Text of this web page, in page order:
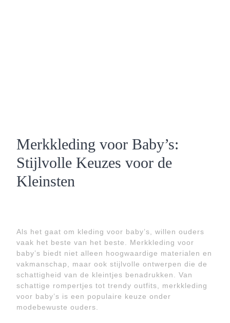
Merkkleding voor Baby’s:
Stijlvolle Keuzes voor de
Kleinsten
Als het gaat om kleding voor baby’s, willen ouders
vaak het beste van het beste. Merkkleding voor
baby’s biedt niet alleen hoogwaardige materialen en
vakmanschap, maar ook stijlvolle ontwerpen die de
schattigheid van de kleintjes benadrukken. Van
schattige rompertjes tot trendy outfits, merkkleding
voor baby’s is een populaire keuze onder
modebewuste ouders.